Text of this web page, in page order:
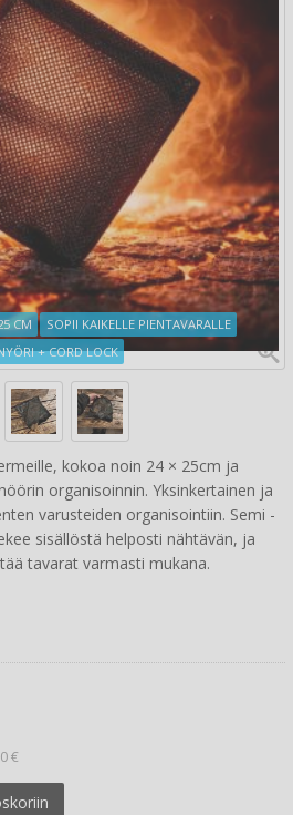
CM
SOPII KAIKELLE PIENTAVARALLE
+ CORD LOCK
kokoa noin 24 × 25cm ja
organisoinnin. Yksinkertainen ja
varusteiden organisointiin. Semi -
sisällöstä helposti nähtävän, ja
tavarat varmasti mukana.
€